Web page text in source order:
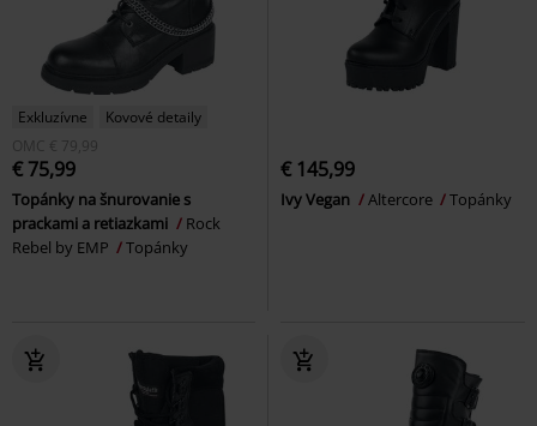
Exkluzívne
Kovové detaily
OMC € 79,99
€ 75,99
Topánky na šnurovanie s
prackami a retiazkami
Rock
Rebel by EMP
Topánky
€ 145,99
Ivy Vegan Altercore Topánky